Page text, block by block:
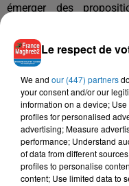
émerger des
Le grand débat se
président Emmanuel
conclusions durant le
En attendant, le chef
gouvernement
Français et des «
crise.
Le respect de
We and our (447) partners
your consent and/or our
information on a device;
profiles for personalised
advertising; Measure
performance; Understand
of data from different
profiles to personalise
content; Use limited data to